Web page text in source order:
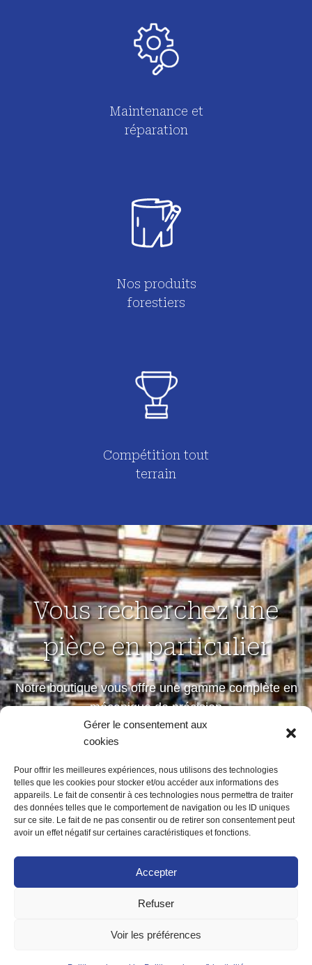
Gérer le consentement aux
cookies
Pour offrir les meilleures expériences, nous utilisons des technologies
telles que les cookies pour stocker et/ou accéder aux informations des
appareils. Le fait de consentir à ces technologies nous permettra de traiter
des données telles que le comportement de navigation ou les ID uniques
sur ce site. Le fait de ne pas consentir ou de retirer son consentement peut
avoir un effet négatif sur certaines caractéristiques et fonctions.
Accepter
Refuser
Voir les préférences
Maintenance et
réparation
Nos produits
forestiers
Compétition tout
terrain
Vous recherchez une
pièce en particulier
Notre boutique vous offre une gamme complète en
mécanique de précision
petites et moyennes séries
Notre boutique
MENTIONS LÉGALES
POLITIQUE DE CONFIDENTIALITÉ